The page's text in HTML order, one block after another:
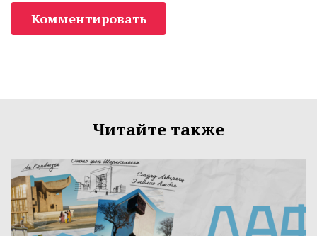
Комментировать
Читайте также